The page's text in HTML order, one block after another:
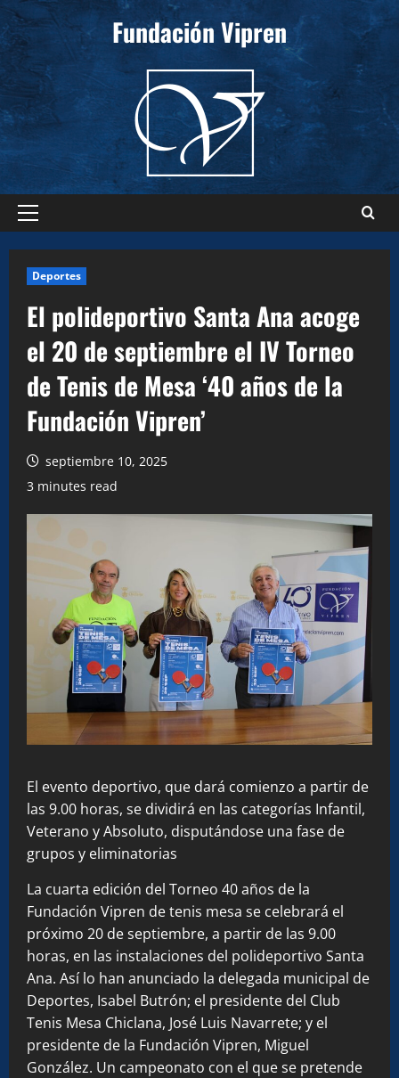
Saltar
al
contenido
Fundación Vipren
Menú
Deportes
El polideportivo Santa Ana acoge
el 20 de septiembre el IV Torneo
de Tenis de Mesa ‘40 años de la
Fundación Vipren’
septiembre 10, 2025
3 minutes read
El evento deportivo, que dará comienzo a partir de
las 9.00 horas, se dividirá en las categorías Infantil,
Veterano y Absoluto, disputándose una fase de
grupos y eliminatorias
La cuarta edición del Torneo 40 años de la
Fundación Vipren de tenis mesa se celebrará el
próximo 20 de septiembre, a partir de las 9.00
horas, en las instalaciones del polideportivo Santa
Ana. Así lo han anunciado la delegada municipal de
Deportes, Isabel Butrón; el presidente del Club
Tenis Mesa Chiclana, José Luis Navarrete; y el
presidente de la Fundación Vipren, Miguel
González. Un campeonato con el que se pretende